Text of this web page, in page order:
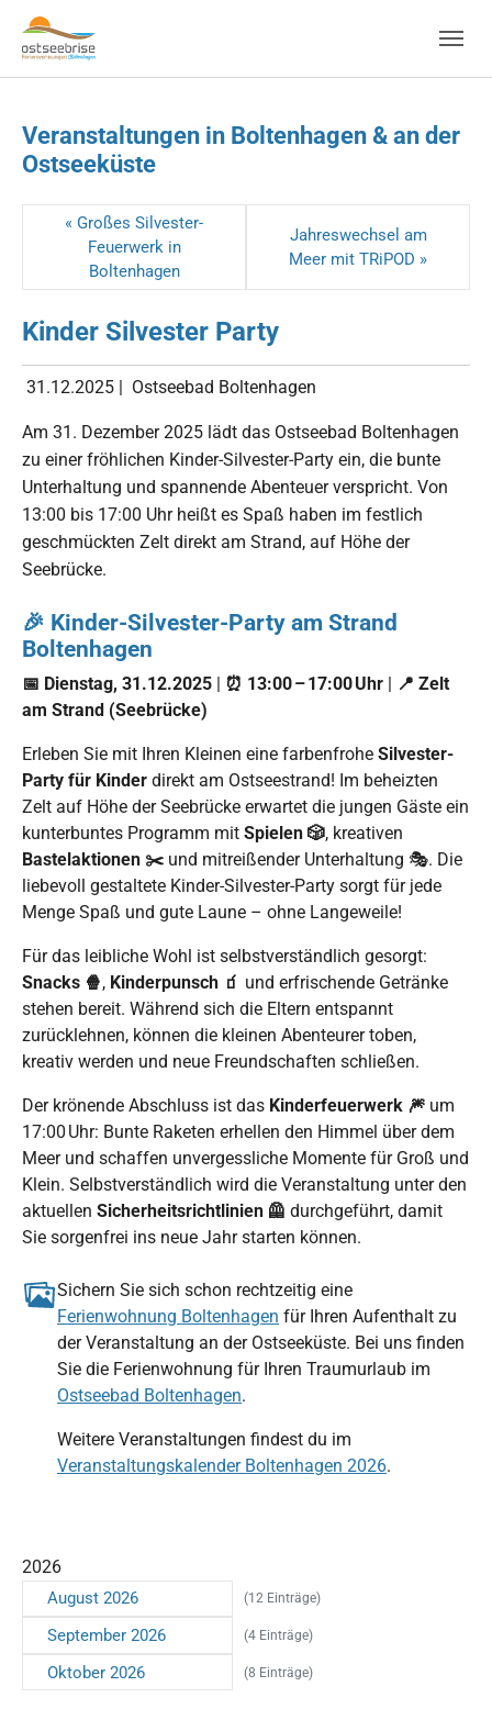
Skip to main navigation
Zum Hauptinhalt springen
Skip to page footer
Veranstaltungen in Boltenhagen & an der
Ostseeküste
« Großes Silvester-
Feuerwerk in
Boltenhagen
Jahreswechsel am
Meer mit TRiPOD »
Kinder Silvester Party
31.12.2025 | Ostseebad Boltenhagen
Am 31. Dezember 2025 lädt das Ostseebad Boltenhagen
zu einer fröhlichen Kinder-Silvester-Party ein, die bunte
Unterhaltung und spannende Abenteuer verspricht. Von
13:00 bis 17:00 Uhr heißt es Spaß haben im festlich
geschmückten Zelt direkt am Strand, auf Höhe der
Seebrücke.
🎉 Kinder-Silvester-Party am Strand
Boltenhagen
📅 Dienstag, 31.12.2025 | ⏰ 13:00 – 17:00 Uhr | 📍 Zelt
am Strand (Seebrücke)
Erleben Sie mit Ihren Kleinen eine farbenfrohe Silvester-
Party für Kinder direkt am Ostseestrand! Im beheizten
Zelt auf Höhe der Seebrücke erwartet die jungen Gäste ein
kunterbuntes Programm mit Spielen 🎲, kreativen
Bastelaktionen ✂️ und mitreißender Unterhaltung 🎭. Die
liebevoll gestaltete Kinder-Silvester-Party sorgt für jede
Menge Spaß und gute Laune – ohne Langeweile!
Für das leibliche Wohl ist selbstverständlich gesorgt:
Snacks 🍿, Kinderpunsch 🧃 und erfrischende Getränke
stehen bereit. Während sich die Eltern entspannt
zurücklehnen, können die kleinen Abenteurer toben,
kreativ werden und neue Freundschaften schließen.
Der krönende Abschluss ist das Kinderfeuerwerk 🎆 um
17:00 Uhr: Bunte Raketen erhellen den Himmel über dem
Meer und schaffen unvergessliche Momente für Groß und
Klein. Selbstverständlich wird die Veranstaltung unter den
aktuellen Sicherheitsrichtlinien 🦺 durchgeführt, damit
Sie sorgenfrei ins neue Jahr starten können.
Sichern Sie sich schon rechtzeitig eine
Ferienwohnung Boltenhagen für Ihren Aufenthalt zu
der Veranstaltung an der Ostseeküste. Bei uns finden
Sie die Ferienwohnung für Ihren Traumurlaub im
Ostseebad Boltenhagen.
Weitere Veranstaltungen findest du im
Veranstaltungskalender Boltenhagen 2026.
2026
August 2026 (12 Einträge)
September 2026 (4 Einträge)
Oktober 2026 (8 Einträge)